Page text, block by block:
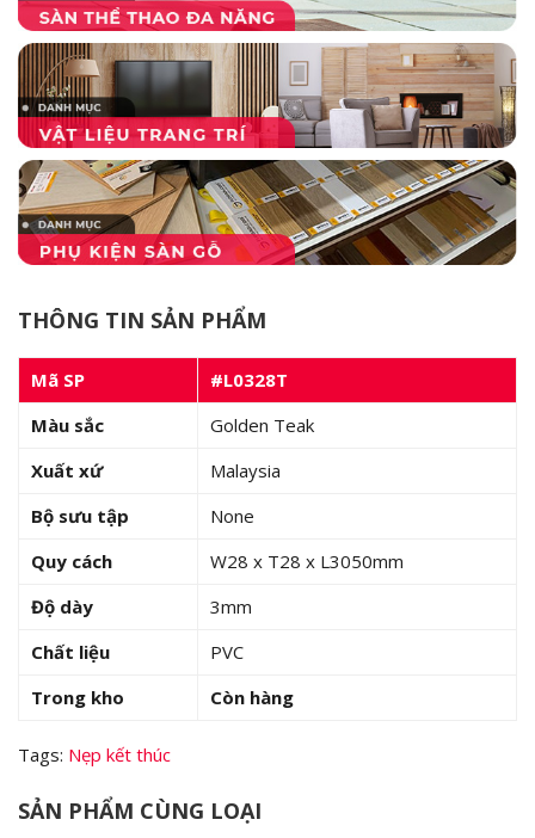
THÔNG TIN SẢN PHẨM
Mã SP
#L0328T
Màu sắc
Golden Teak
Xuất xứ
Malaysia
Bộ sưu tập
None
Quy cách
W28 x T28 x L3050mm
Độ dày
3mm
Chất liệu
PVC
Trong kho
Còn hàng
Tags: Nẹp kết thúc
SẢN PHẨM CÙNG LOẠI